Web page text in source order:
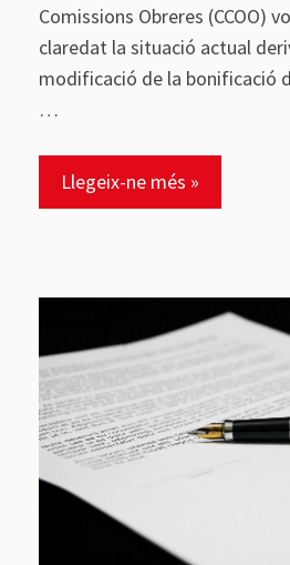
Comissions Obreres (CCOO)
claredat la situació actual
modificació de la bonificació
…
Llegeix-ne més »